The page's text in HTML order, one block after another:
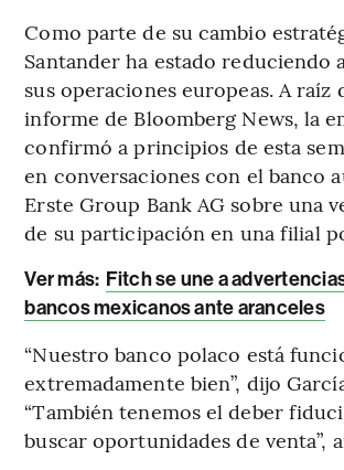
Como parte de su cambio
Santander ha estado reduciendo
sus operaciones europeas. A raíz
informe de Bloomberg News, la
confirmó a principios de esta
en conversaciones con el banco
Erste Group Bank AG sobre una
de su participación en una filial
Ver más: Fitch se une a
bancos mexicanos ante aranceles
“Nuestro banco polaco está
extremadamente bien”, dijo
“También tenemos el deber
buscar oportunidades de venta”,